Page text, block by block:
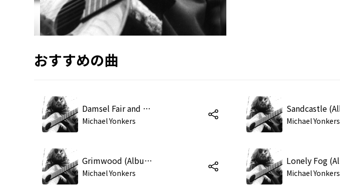
おすすめの曲
Damsel Fair and Your Angel (Album)
Michael Yonkers
Grimwood (Album)
Michael Yonkers
Michael Yonkers
Michael Yonkers